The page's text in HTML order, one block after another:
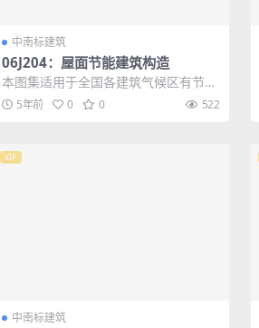
中南标建筑
06J204：屋面节能建筑构造
本图集适用于全国各建筑气候区有节能
设计要求的一般民用建筑。主要内容：
平屋面做法与...
5年前 0 0 522
VIP
中南标建筑